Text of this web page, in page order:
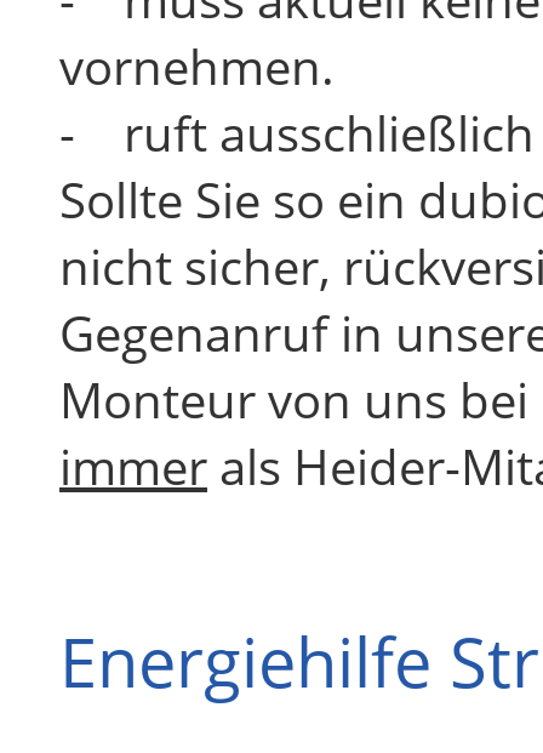
vornehmen.
- ruft ausschließlich
Sollte Sie so ein
nicht sicher,
Gegenanruf in
Monteur von uns
immer als Heider-
Energiehilfe